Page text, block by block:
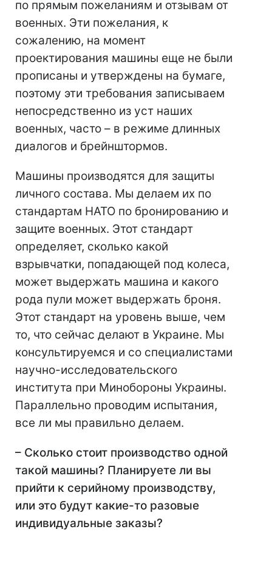
по прямым пожеланиям и отзывам от
военных. Эти пожелания, к
сожалению, на момент
проектирования машины еще не были
прописаны и утверждены на бумаге,
поэтому эти требования записываем
непосредственно из уст наших
военных, часто – в режиме длинных
диалогов и брейнштормов.
Машины производятся для защиты
личного состава. Мы делаем их по
стандартам НАТО по бронированию и
защите военных. Этот стандарт
определяет, сколько какой
взрывчатки, попадающей под колеса,
может выдержать машина и какого
рода пули может выдержать броня.
Этот стандарт на уровень выше, чем
то, что сейчас делают в Украине. Мы
консультируемся и со специалистами
научно-исследовательского
института при Минобороны Украины.
Параллельно проводим испытания,
все ли мы правильно делаем.
– Сколько стоит производство одной
такой машины? Планируете ли вы
прийти к серийному производству,
или это будут какие-то разовые
индивидуальные заказы?